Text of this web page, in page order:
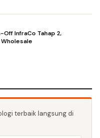
Off InfraCo Tahap 2,
terbaik langsung di